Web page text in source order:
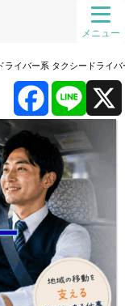
メニュー
ライバー系 タクシードライバ
F
a
c
e
b
L
i
n
e